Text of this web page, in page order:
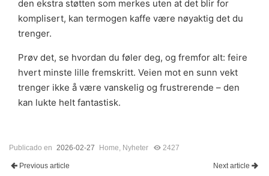
den ekstra støtten som merkes uten at det blir for
komplisert, kan termogen kaffe være nøyaktig det du
trenger.
Prøv det, se hvordan du føler deg, og fremfor alt: feire
hvert minste lille fremskritt. Veien mot en sunn vekt
trenger ikke å være vanskelig og frustrerende – den
kan lukte helt fantastisk.
Publicado en 2026-02-27 Home, Nyheter 2427
Previous article Next article